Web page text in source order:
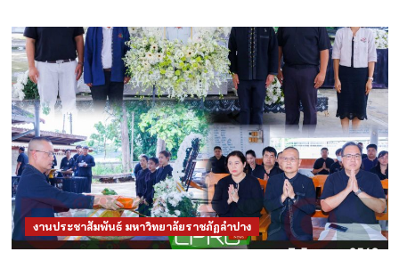
งานประชาสัมพันธ์ มหาวิทยาลัยราชภัฏลำปาง